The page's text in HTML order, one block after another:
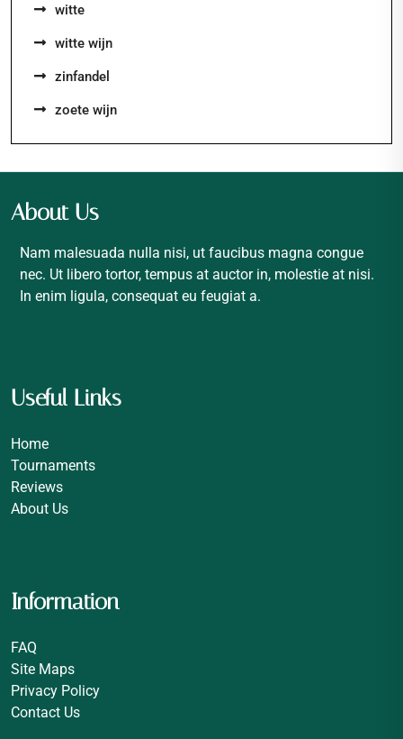
witte
witte wijn
zinfandel
zoete wijn
About Us
Nam malesuada nulla nisi, ut faucibus magna congue
nec. Ut libero tortor, tempus at auctor in, molestie at nisi.
In enim ligula, consequat eu feugiat a.
Useful Links
Home
Tournaments
Reviews
About Us
Information
FAQ
Site Maps
Privacy Policy
Contact Us